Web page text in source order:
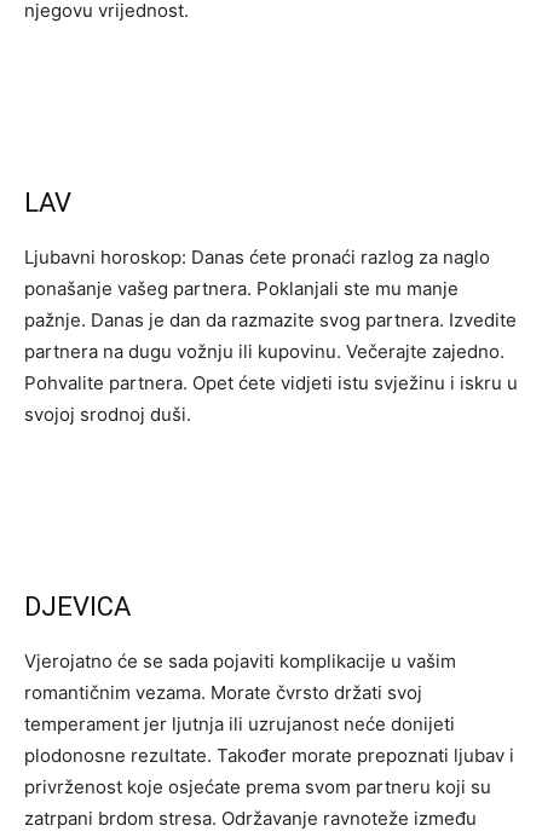
njegovu vrijednost.
LAV
Ljubavni horoskop: Danas ćete pronaći razlog za naglo
ponašanje vašeg partnera. Poklanjali ste mu manje
pažnje. Danas je dan da razmazite svog partnera. Izvedite
partnera na dugu vožnju ili kupovinu. Večerajte zajedno.
Pohvalite partnera. Opet ćete vidjeti istu svježinu i iskru u
svojoj srodnoj duši.
DJEVICA
Vjerojatno će se sada pojaviti komplikacije u vašim
romantičnim vezama. Morate čvrsto držati svoj
temperament jer ljutnja ili uzrujanost neće donijeti
plodonosne rezultate. Također morate prepoznati ljubav i
privrženost koje osjećate prema svom partneru koji su
zatrpani brdom stresa. Održavanje ravnoteže između